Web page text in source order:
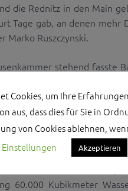
die Rednitz in den Main
Tage gab, an denen
Marko Ruszczynski.
stehend fasste
Warte war die
den ursprünglichen
enorm wichtig. Auch
heute ein Segen“, so
strömen bei
Kubikmeter Wasser
60.000 Kubikmeter
Cookies, um Ihre
aus, dass dies für Sie in
von Cookies ablehnen,
Einstellungen Akzeptieren